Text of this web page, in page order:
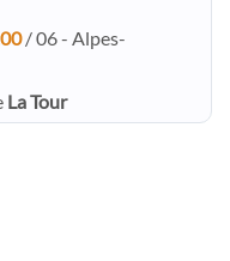
/ 06 - Alpes-
La Tour